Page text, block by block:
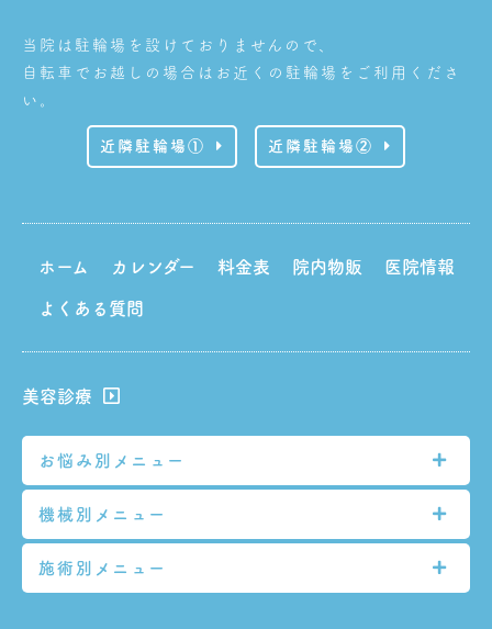
当院は駐輪場を設けておりませんので、
自転車でお越しの場合はお近くの駐輪場をご利用くださ
い。
近隣駐輪場① 近隣駐輪場②
ホーム カレンダー 料金表 院内物販 医院情報
よくある質問
美容診療
お悩み別メニュー
シミ
シワ
機械別メニュー
GentleMax Pro
施術別メニュー